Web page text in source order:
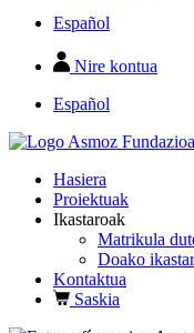
Español
Nire kontua
Español
Hasiera
Proiektuak
Ikastaroak
Matrikula
Doako
Kontaktua
Saskia